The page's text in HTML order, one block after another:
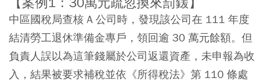
中區國稅局查核 A 公司時，發現該公司在 111 年度
結清勞工退休準備金專戶，領回逾 30 萬元餘額。但
負責人誤以為這筆錢屬於公司返還資產，未申報為收
入，結果被要求補稅並依《所得稅法》第 110 條處